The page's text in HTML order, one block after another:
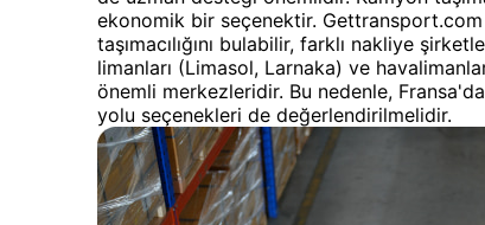
ekonomik bir seçenektir.
taşımacılığını bulabilir, farklı nakliye
limanları (Limasol, Larnaka) ve
önemli merkezleridir. Bu nedenle,
yolu seçenekleri de değerlendirilmelidir.